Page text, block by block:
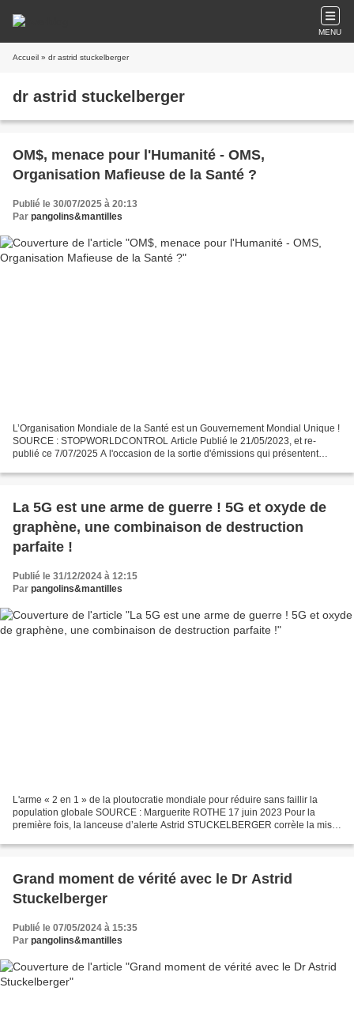
MENU
Accueil » dr astrid stuckelberger
dr astrid stuckelberger
OM$, menace pour l'Humanité - OMS,
Organisation Mafieuse de la Santé ?
Publié le 30/07/2025 à 20:13
Par pangolins&mantilles
L’Organisation Mondiale de la Santé est un Gouvernement Mondial Unique !
SOURCE : STOPWORLDCONTROL Article Publié le 21/05/2023, et re-
publié ce 7/07/2025 A l'occasion de la sortie d'émissions qui présentent
La 5G est une arme de guerre ! 5G et oxyde de
graphène, une combinaison de destruction
parfaite !
Publié le 31/12/2024 à 12:15
Par pangolins&mantilles
L'arme « 2 en 1 » de la ploutocratie mondiale pour réduire sans faillir la
population globale SOURCE : Marguerite ROTHE 17 juin 2023 Pour la
première fois, la lanceuse d’alerte Astrid STUCKELBERGER corrèle la mise
Grand moment de vérité avec le Dr Astrid
Stuckelberger
Publié le 07/05/2024 à 15:35
Par pangolins&mantilles